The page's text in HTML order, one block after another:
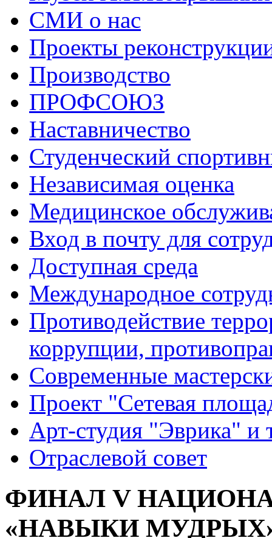
СМИ о нас
Проекты
Производство
ПРОФСОЮЗ
Наставничество
Студенческий
Независимая оценка
Медицинское
Вход в почту для
Доступная среда
Международное
Противодействие
коррупции,
Современные
Проект "Сетевая
Арт-студия "Эврика" и
Отраслевой совет
ФИНАЛ V
«НАВЫКИ